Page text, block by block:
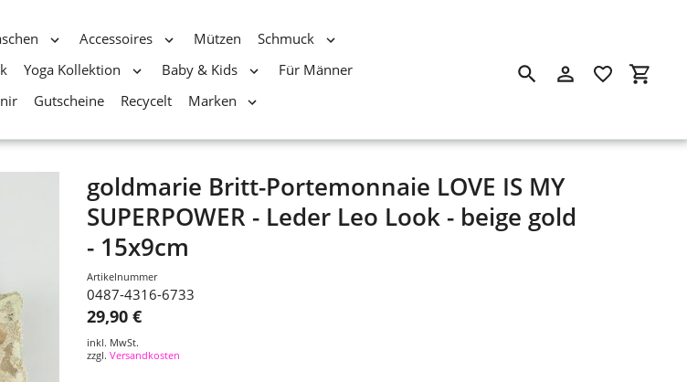
Accessoires Mützen
Schmuck
Yoga Kollektion Baby & Kids
Für Männer
Gutscheine Recycelt Marken
SuchenEinloggen
goldmarie Britt-Portemonnaie LOVE IS MY
SUPERPOWER - Leder Leo Look - beige gold
- 15x9cm
Artikelnummer
0487-4316-6733
29,90 €
inkl. MwSt.
zzgl. Versandkosten